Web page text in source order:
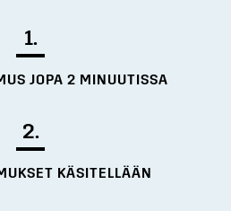
1.
JOPA 2 MINUUTISSA
2.
KÄSITELLÄÄN